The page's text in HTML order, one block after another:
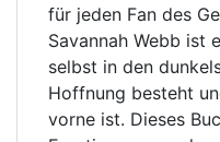
für jeden Fan des
Savannah Webb ist
selbst in den
Hoffnung besteht
vorne ist. Dieses